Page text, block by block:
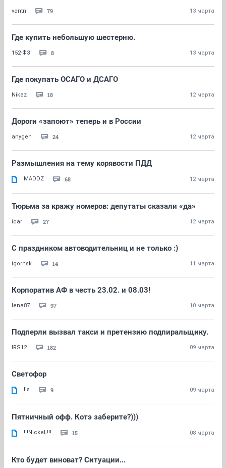
vantn 79 13 марта
Где купить небольшую шестерню.
152-ФЗ 8 13 марта
Где покупать ОСАГО и ДСАГО
Nikaz 18 12 марта
Дороги «запоют» теперь и в России
anygen 24 12 марта
Размышления на тему корявости ПДД
MADDZ 68 12 марта
Тюрьма за кражу номеров: депутаты сказали «да»
icar 27 12 марта
С праздником автоводительниц и не только :)
igornsk 14 11 марта
Корпоратив АФ в честь 23.02. и 08.03!
lena87 97 10 марта
Подперли вызвал такси и претензию подпиральщику.
IRS12 182 09 марта
Светофор
lis 9 09 марта
Пятничный офф. Котэ заберите?)))
!!!NickeL!!! 15 08 марта
Кто будет виноват? Ситуации...